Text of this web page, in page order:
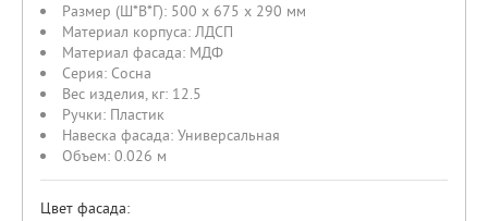
Размер (Ш*В*Г): 500 x 675 x 290 мм
Материал корпуса: ЛДСП
Материал фасада: МДФ
Серия: Сосна
Вес изделия, кг: 12.5
Ручки: Пластик
Навеска фасада: Универсальная
Объем: 0.026 м
Цвет фасада: